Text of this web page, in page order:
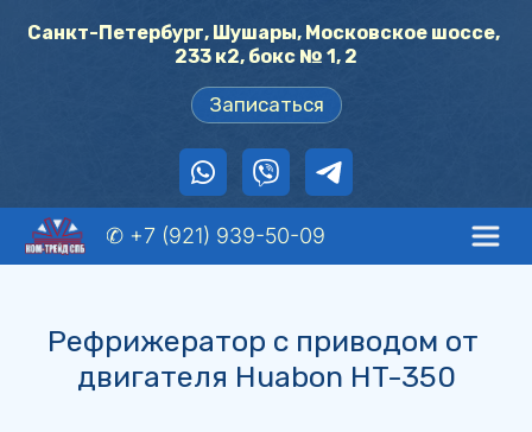
Санкт-Петербург, Шушары, Московское шоссе,
233 к2, бокс № 1, 2
Записаться
✆ +7 (921) 939-50-09
Рефрижератор с приводом от
двигателя Huabon HT-350